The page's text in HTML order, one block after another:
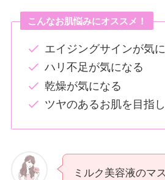
こんなお肌悩みにオススメ！
エイジングサインが気
ハリ不足が気になる
乾燥が気になる
ツヤのあるお肌を目指
ミルク美容液のマ